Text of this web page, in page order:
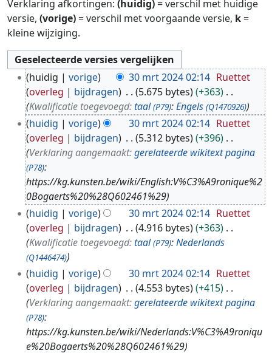
Verklaring afkortingen: (huidig)= verschil met huidige
versie, (vorige)= verschil met voorgaande versie, k=
kleine wijziging.
huidig vorige 30 mrt 2024 02:14 Ruettet
overleg
bijdragen 5.675 bytes
+363
Kwalificatie toegevoegd:taal (P79):Engels (Q1470926)
huidig vorige 30 mrt 2024 02:14 Ruettet
overleg
bijdragen 5.312 bytes
+396
Verklaring aangemaakt:gerelateerde wikitext pagina
(P78):
https://kg.kunsten.be/wiki/English:V%C3%A9ronique%2
0Bogaerts%20%28Q602461%29
huidig
vorige 30 mrt 2024 02:14 Ruettet
overleg
bijdragen 4.916 bytes
+363
Kwalificatie toegevoegd:taal (P79):Nederlands
(Q1446474)
huidig vorige 30 mrt 2024 02:14 Ruettet
overleg
bijdragen 4.553 bytes
+415
Verklaring aangemaakt:gerelateerde wikitext pagina
(P78):
https://kg.kunsten.be/wiki/Nederlands:V%C3%A9roniqu
e%20Bogaerts%20%28Q602461%29